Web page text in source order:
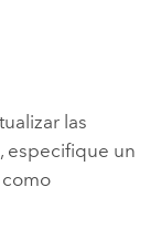
las
especifique un